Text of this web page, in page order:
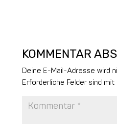
KOMMENTAR
Deine E-Mail-Adresse wird
Erforderliche Felder sind mit